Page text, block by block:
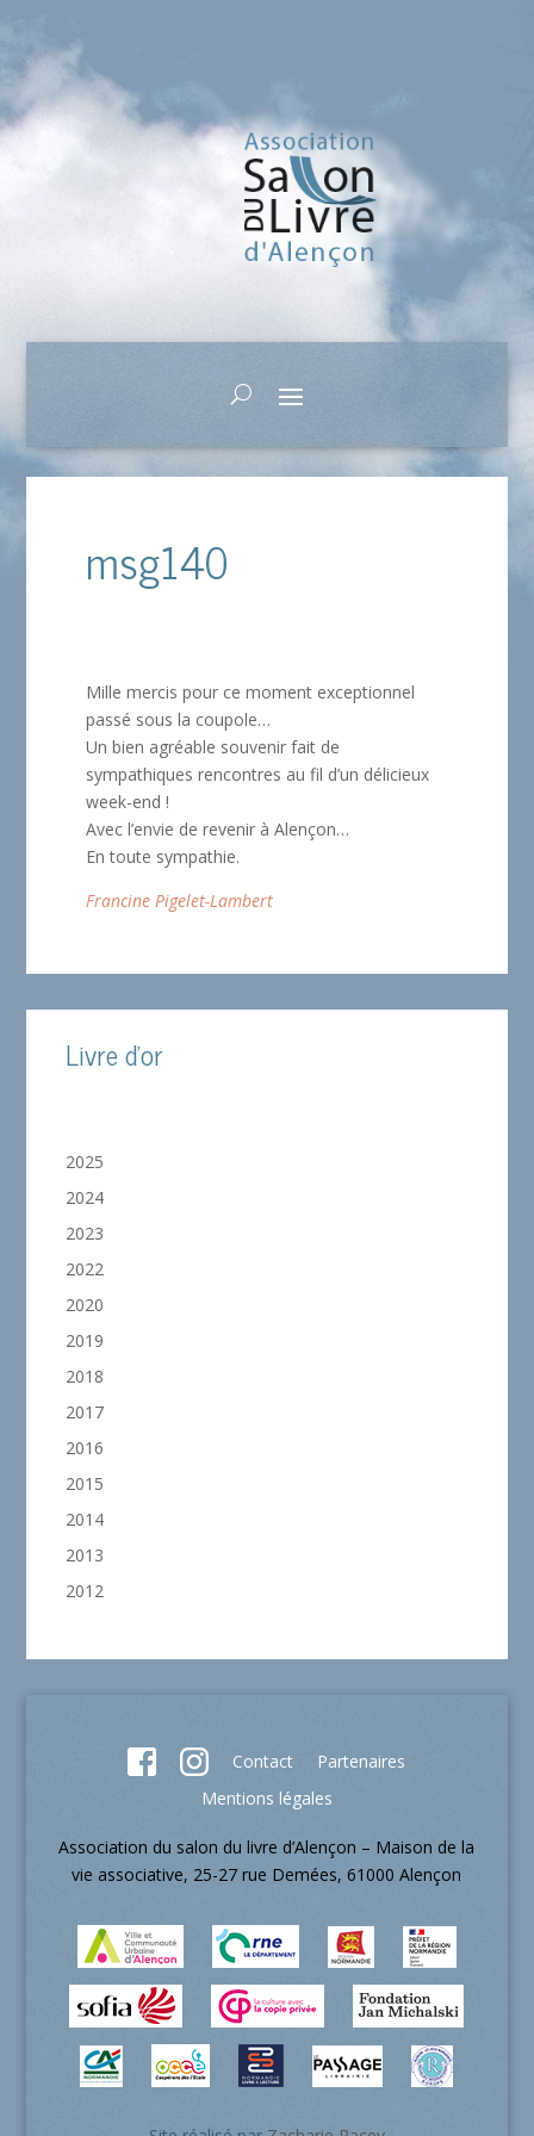
msg140
Mille mercis pour ce moment exceptionnel
passé sous la coupole…
Un bien agréable souvenir fait de
sympathiques rencontres au fil d’un délicieux
week-end !
Avec l’envie de revenir à Alençon…
En toute sympathie.
Francine Pigelet-Lambert
Livre d'or
2025
2024
2023
2022
2020
2019
2018
2017
2016
2015
2014
2013
2012
Contact
Partenaires
Mentions légales
Association du salon du livre d’Alençon – Maison de la
vie associative, 25-27 rue Demées, 61000 Alençon